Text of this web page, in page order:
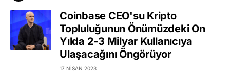
Coinbase CEO'su Kripto
Topluluğunun Önümüzdeki On
Yılda 2-3 Milyar Kullanıcıya
Ulaşacağını Öngörüyor
17 NISAN 2023